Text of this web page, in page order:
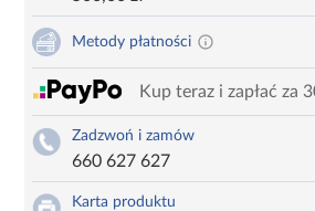
Metody płatności
Kup teraz i zapłać za
Zadzwoń i zamów
660 627 627
Karta produktu